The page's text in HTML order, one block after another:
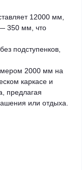
12000 мм,
350 мм, что
подступенков,
2000 мм на
каркасе и
предлагая
или отдыха.